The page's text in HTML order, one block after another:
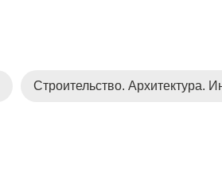
Строительство. Архитектура.